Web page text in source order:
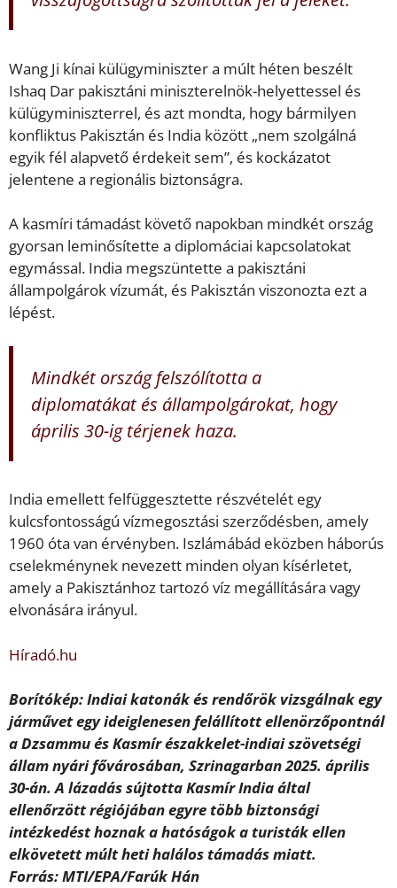
Wang Ji kínai külügyminiszter a múlt héten beszélt
Ishaq Dar pakisztáni miniszterelnök-helyettessel és
külügyminiszterrel, és azt mondta, hogy bármilyen
konfliktus Pakisztán és India között „nem szolgálná
egyik fél alapvető érdekeit sem”, és kockázatot
jelentene a regionális biztonságra.
A kasmíri támadást követő napokban mindkét ország
gyorsan leminősítette a diplomáciai kapcsolatokat
egymással. India megszüntette a pakisztáni
állampolgárok vízumát, és Pakisztán viszonozta ezt a
lépést.
Mindkét ország felszólította a
diplomatákat és állampolgárokat, hogy
április 30-ig térjenek haza.
India emellett felfüggesztette részvételét egy
kulcsfontosságú vízmegosztási szerződésben, amely
1960 óta van érvényben. Iszlámábád eközben háborús
cselekménynek nevezett minden olyan kísérletet,
amely a Pakisztánhoz tartozó víz megállítására vagy
elvonására irányul.
Híradó.hu
Borítókép: Indiai katonák és rendőrök vizsgálnak egy
járművet egy ideiglenesen felállított ellenörzőpontnál
a Dzsammu és Kasmír északkelet-indiai szövetségi
állam nyári fővárosában, Szrinagarban 2025. április
30-án. A lázadás sújtotta Kasmír India által
ellenőrzött régiójában egyre több biztonsági
intézkedést hoznak a hatóságok a turisták ellen
elkövetett múlt heti halálos támadás miatt.
Forrás: MTI/EPA/Farúk Hán